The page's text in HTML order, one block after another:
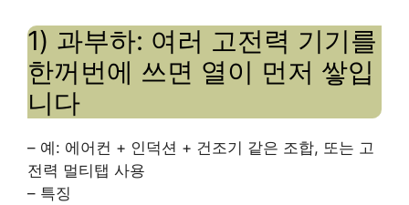
1) 과부하: 여러 고전력 기기를
한꺼번에 쓰면 열이 먼저 쌓입
니다
– 예: 에어컨 + 인덕션 + 건조기 같은 조합, 또는 고
전력 멀티탭 사용
– 특징